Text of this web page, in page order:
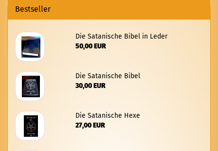
Bestseller
Die Sa­ta­ni­sche Bibel in Leder
50,00 EUR
Die Sa­ta­ni­sche Bibel
30,00 EUR
Die Sa­ta­ni­sche Hexe
27,00 EUR